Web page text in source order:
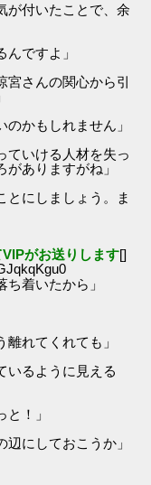
が付いたことで、余
ですよ」
宮さんの関心から引
かもしれません」
ていける人材を失っ
ありますがね」
とにしましょう。ま
がお送りします[]
着いたから」
れてくれても」
いるように見える
！」
にしておこうか」